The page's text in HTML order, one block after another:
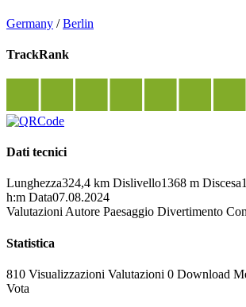
Germany /Berlin
TrackRank
Dati tecnici
Lunghezza324,4 km Dislivello1368 m Discesa
h:m Data07.08.2024
Valutazioni Autore Paesaggio Divertimento
Statistica
810 Visualizzazioni Valutazioni 0 Download
Vota